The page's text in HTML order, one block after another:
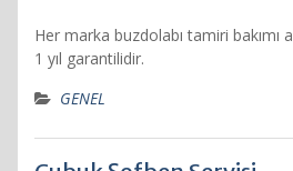
Her marka buzdolabı tamiri bakımı
1 yıl garantilidir.
GENEL